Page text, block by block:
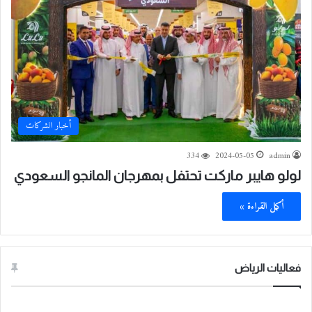
أخبار الشركات
admin
2024-05-05
334
لولو هايبر ماركت تحتفل بمهرجان المانجو السعودي
أكمل القراءة »
فعاليات الرياض